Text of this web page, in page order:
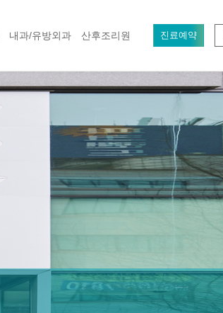
내과/유방외과 산후조리원 진료예약